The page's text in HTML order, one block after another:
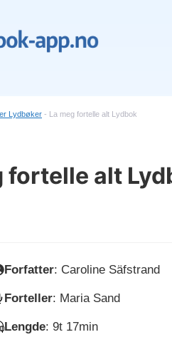
Lydbøker - La meg fortelle alt Lydbok
fortelle alt
Forfatter: Caroline Säfstrand
Forteller: Maria Sand
Lengde: 9t 17min